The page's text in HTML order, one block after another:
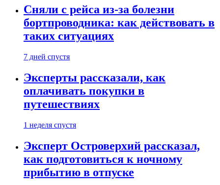
Сняли с рейса из-за болезни
бортпроводника: как действовать в
таких ситуациях
7 дней спустя
Эксперты рассказали, как
оплачивать покупки в
путешествиях
1 неделя спустя
Эксперт Островерхий рассказал,
как подготовиться к ночному
прибытию в отпуске